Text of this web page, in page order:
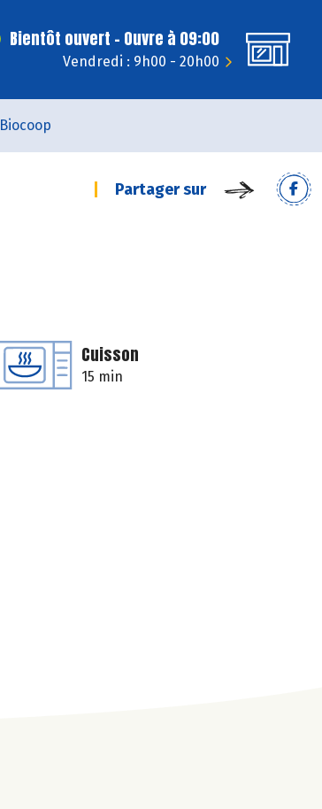
Bientôt ouvert - Ouvre à 09:00
Vendredi : 9h00 - 20h00
Biocoop
Partager sur
Cuisson
15 min